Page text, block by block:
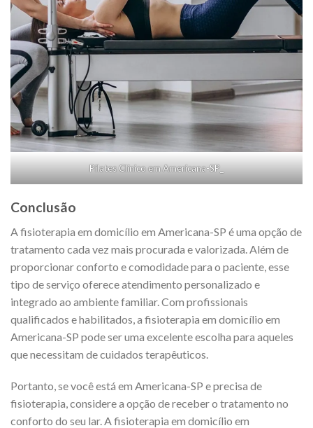
Pilates Clínico em Americana-SP_
Conclusão
A fisioterapia em domicílio em Americana-SP é uma opção de
tratamento cada vez mais procurada e valorizada. Além de
proporcionar conforto e comodidade para o paciente, esse
tipo de serviço oferece atendimento personalizado e
integrado ao ambiente familiar. Com profissionais
qualificados e habilitados, a fisioterapia em domicílio em
Americana-SP pode ser uma excelente escolha para aqueles
que necessitam de cuidados terapêuticos.
Portanto, se você está em Americana-SP e precisa de
fisioterapia, considere a opção de receber o tratamento no
conforto do seu lar. A fisioterapia em domicílio em